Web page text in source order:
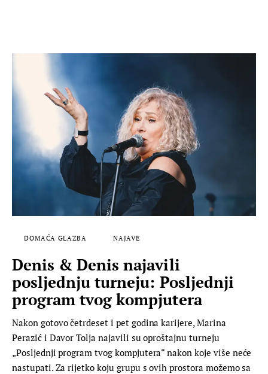
DOMAĆA GLAZBA NAJAVE
Denis & Denis najavili
posljednju turneju: Posljednji
program tvog kompjutera
Nakon gotovo četrdeset i pet godina karijere, Marina
Perazić i Davor Tolja najavili su oproštajnu turneju
„Posljednji program tvog kompjutera“ nakon koje više neće
nastupati. Za rijetko koju grupu s ovih prostora možemo sa